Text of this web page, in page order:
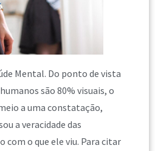
Mental. Do ponto de vista
são 80% visuais, o
a uma constatação,
a veracidade das
com o que ele viu. Para citar